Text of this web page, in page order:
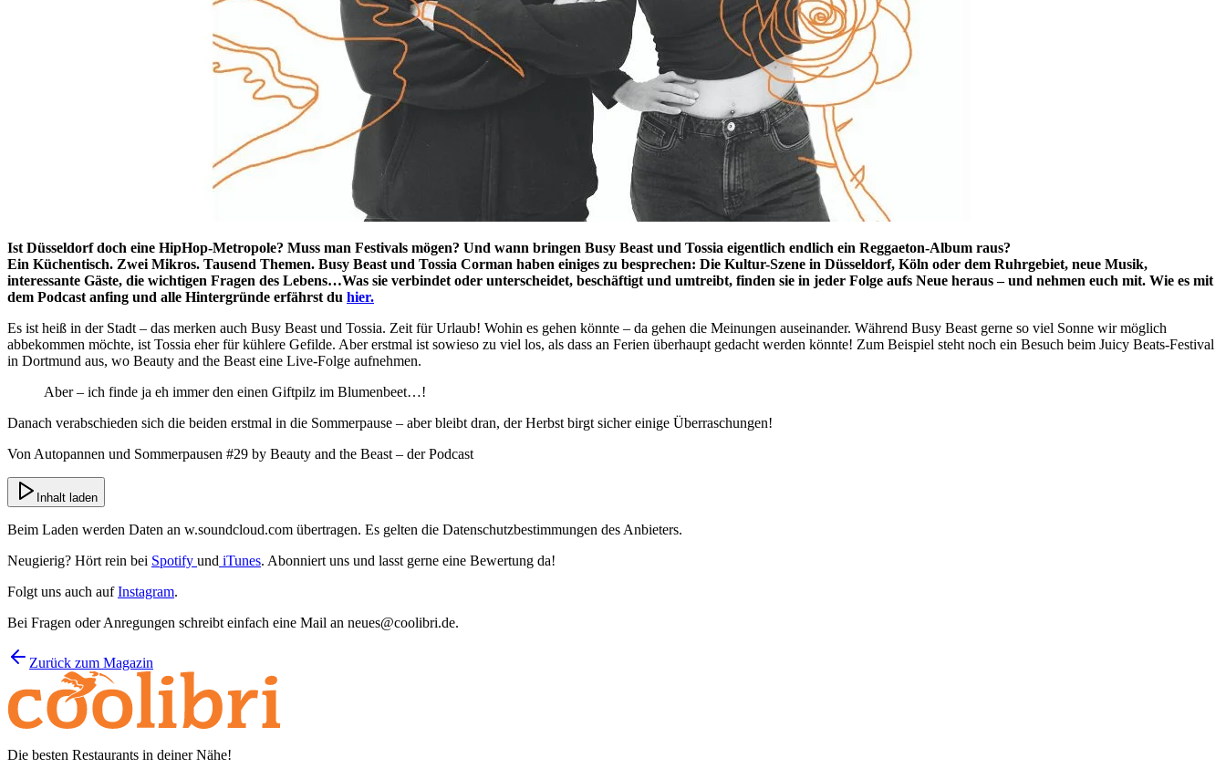
Ist Düsseldorf doch eine HipHop-Metropole? Muss man Festivals mögen? Und wann bringen Busy Beast und Tossia eigentlich endlich ein Reggaeton-Album raus?
Ein Küchentisch. Zwei Mikros. Tausend Themen. Busy Beast und Tossia Corman haben einiges zu besprechen: Die Kultur-Szene in Düsseldorf, Köln oder dem Ruhrgebiet, neue Musik,
interessante Gäste, die wichtigen Fragen des Lebens…Was sie verbindet oder unterscheidet, beschäftigt und umtreibt, finden sie in jeder Folge aufs Neue heraus – und nehmen euch mit. Wie es mit
dem Podcast anfing und alle Hintergründe erfährst du hier.
Es ist heiß in der Stadt – das merken auch Busy Beast und Tossia. Zeit für Urlaub! Wohin es gehen könnte – da gehen die Meinungen auseinander. Während Busy Beast gerne so viel Sonne wir möglich
abbekommen möchte, ist Tossia eher für kühlere Gefilde. Aber erstmal ist sowieso zu viel los, als dass an Ferien überhaupt gedacht werden könnte! Zum Beispiel steht noch ein Besuch beim Juicy Beats-Festival
in Dortmund aus, wo Beauty and the Beast eine Live-Folge aufnehmen.
Aber – ich finde ja eh immer den einen Giftpilz im Blumenbeet…!
Danach verabschieden sich die beiden erstmal in die Sommerpause – aber bleibt dran, der Herbst birgt sicher einige Überraschungen!
Von Autopannen und Sommerpausen #29 by Beauty and the Beast – der Podcast
Inhalt laden
Beim Laden werden Daten an w.soundcloud.com übertragen. Es gelten die Datenschutzbestimmungen des Anbieters.
Neugierig? Hört rein bei Spotify und iTunes. Abonniert uns und lasst gerne eine Bewertung da!
Folgt uns auch aufInstagram.
Bei Fragen oder Anregungen schreibt einfach eine Mail an neues@coolibri.de.
Zurück zum Magazin
Die besten Restaurants in deiner Nähe!